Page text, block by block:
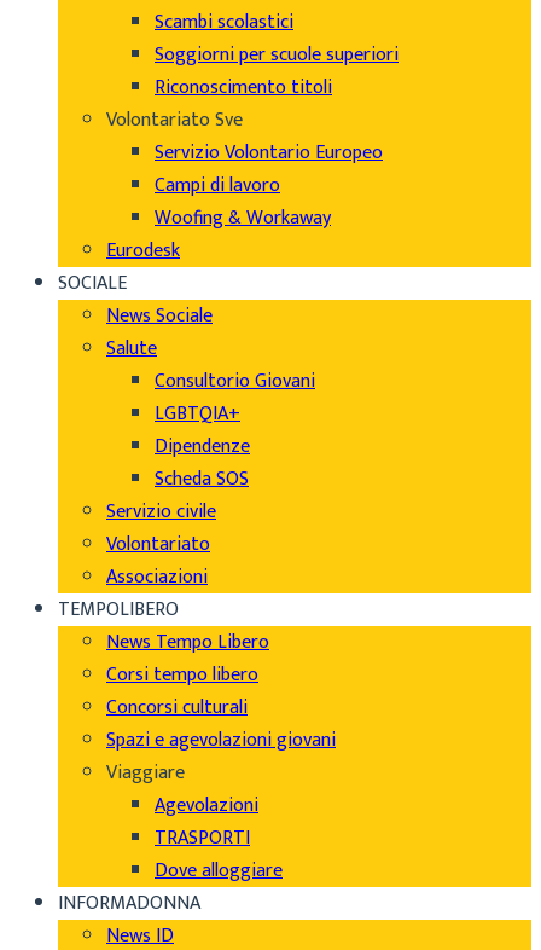
Scambi scolastici
Soggiorni per scuole superiori
Riconoscimento titoli
Volontariato Sve
Servizio Volontario Europeo
Campi di lavoro
Woofing & Workaway
Eurodesk
SOCIALE
News Sociale
Salute
Consultorio Giovani
LGBTQIA+
Dipendenze
Scheda SOS
Servizio civile
Volontariato
Associazioni
TEMPOLIBERO
News Tempo Libero
Corsi tempo libero
Concorsi culturali
Spazi e agevolazioni giovani
Viaggiare
Agevolazioni
TRASPORTI
Dove alloggiare
INFORMADONNA
News ID